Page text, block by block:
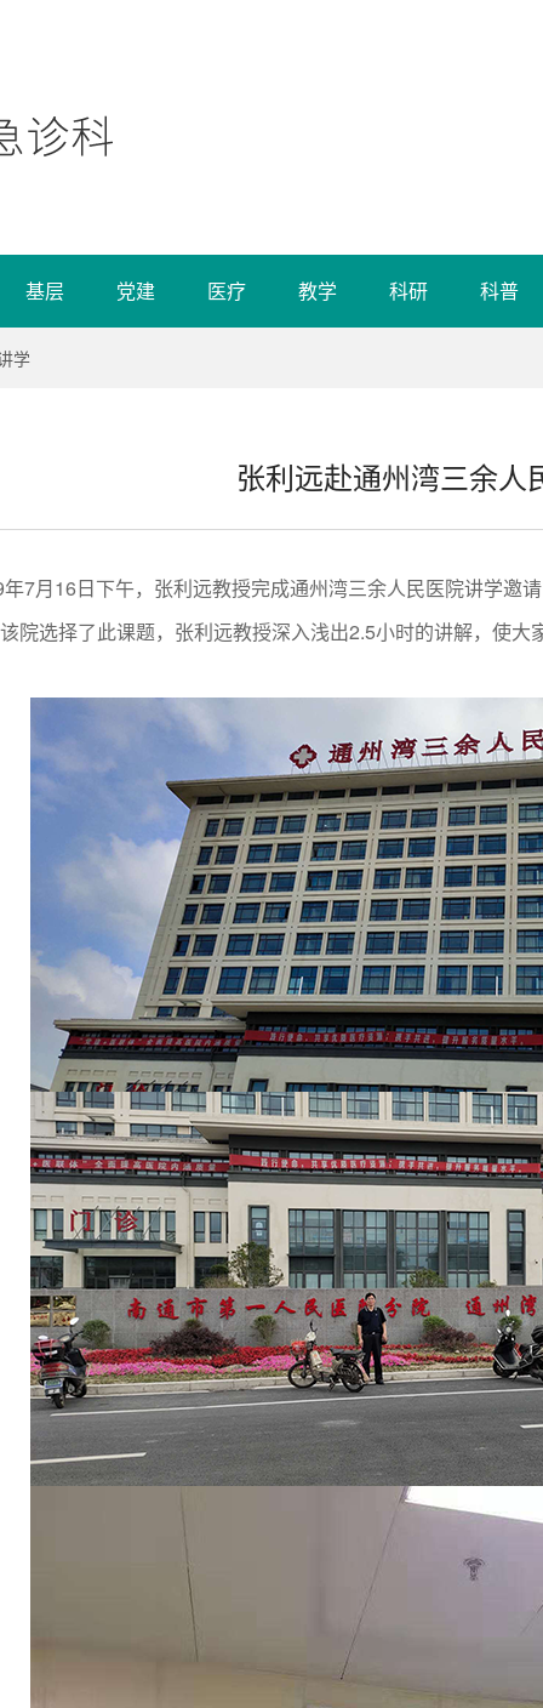
基层 党建 医疗 教学 科研 科普
学
张利远赴通州湾三余人
16日下午，张利远教授完成通州湾三余人民医院讲学邀请(
院选择了此课题，张利远教授深入浅出2.5小时的讲解，使大